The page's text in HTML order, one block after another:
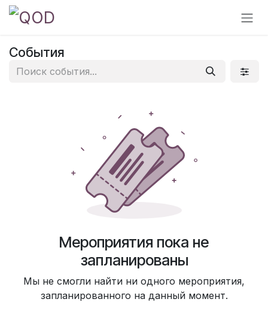
Перейти к содержимому
События
Мероприятия пока не
запланированы
Мы не смогли найти ни одного мероприятия,
запланированного на данный момент.